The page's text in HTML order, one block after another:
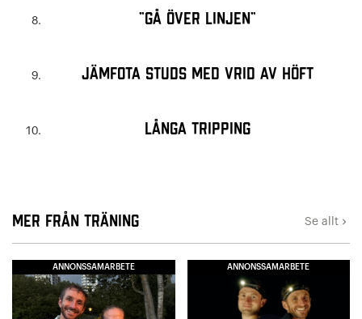
”Gå över linjen”
Jämfota studs med vrid av höft
Långa tripping
Mer från Träning Se allt keyboard_arrow_right
ANNONSSAMARBETE ANNONSSAMARBETE